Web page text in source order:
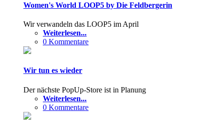
Women's World LOOP5 by Die Feldbergerin
Wir verwandeln das LOOP5 im April
Weiterlesen...
0 Kommentare
Wir tun es wieder
Der nächste PopUp-Store ist in Planung
Weiterlesen...
0 Kommentare